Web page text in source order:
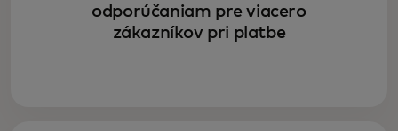
odporúčaniam pre viacero
zákazníkov pri platbe